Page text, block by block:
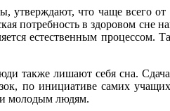
утверждают, что чаще всего
потребность в здоровом
естественным процессом.
также лишают себя сна.
по инициативе самих
и молодым людям.